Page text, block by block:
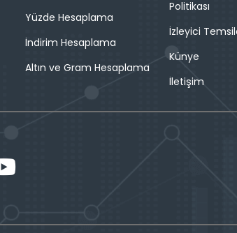
Yüzde Hesaplama
İndirim Hesaplama
Altın ve Gram Hesaplama
Politikası
İzleyici
Künye
İletişim